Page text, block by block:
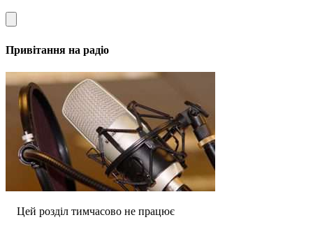
Привітання на радіо
Цей розділ тимчасово не працює